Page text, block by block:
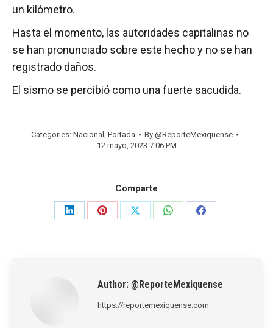
un kilómetro.
Hasta el momento, las autoridades capitalinas no
se han pronunciado sobre este hecho y no se han
registrado daños.
El sismo se percibió como una fuerte sacudida.
Categories: Nacional , Portada By @ReporteMexiquense
12 mayo, 2023 7:06 PM
Comparte
Share
Share
Share
Share
Share
Author: @ReporteMexiquense
https://reportemexiquense.com